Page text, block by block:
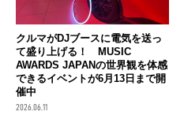
クルマがDJブースに電気を送っ
て盛り上げる！ MUSIC
AWARDS JAPANの世界観を体感
できるイベントが6月13日まで開
催中
2026.06.11